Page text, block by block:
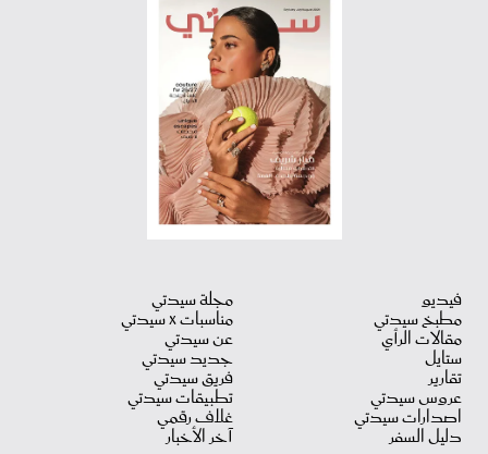
فيديو
مطبخ سيدتي
مقالات الرأي
ستايل
تقارير
عروس سيدتي
اصدارات سيدتي
دليل السفر
مجلة سيدتي
مناسبات X سيدتي
عن سيدتي
جديد سيدتي
فريق سيدتي
تطبيقات سيدتي
غلاف رقمي
آخر الأخبار